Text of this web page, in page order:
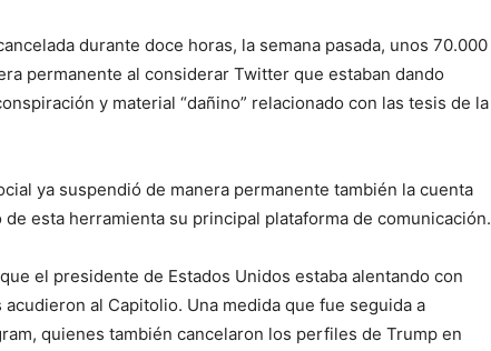
durante doce horas, la semana pasada, unos 70.000
permanente al considerar Twitter que estaban dando
y material “dañino” relacionado con las tesis de la
ya suspendió de manera permanente también la cuenta
esta herramienta su principal plataforma de comunicación.
el presidente de Estados Unidos estaba alentando con
al Capitolio. Una medida que fue seguida a
quienes también cancelaron los perfiles de Trump en